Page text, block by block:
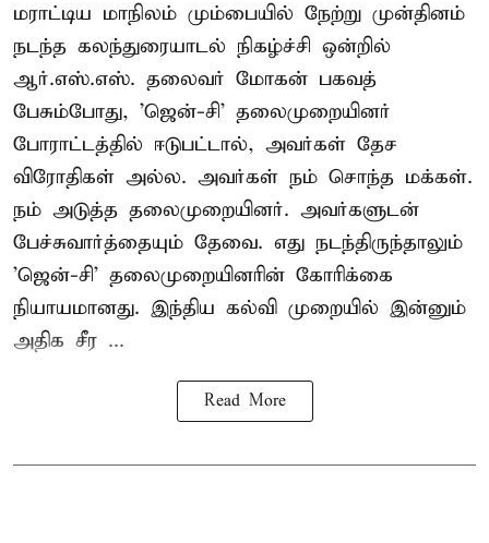
மராட்டிய மாநிலம் மும்பையில் நேற்று முன்தினம்
நடந்த கலந்துரையாடல் நிகழ்ச்சி ஒன்றில்
ஆர்.எஸ்.எஸ். தலைவர் மோகன் பகவத்
பேசும்போது, 'ஜென்-சி' தலைமுறையினர்
போராட்டத்தில் ஈடுபட்டால், அவர்கள் தேச
விரோதிகள் அல்ல. அவர்கள் நம் சொந்த மக்கள்.
நம் அடுத்த தலைமுறையினர். அவர்களுடன்
பேச்சுவார்த்தையும் தேவை. எது நடந்திருந்தாலும்
'ஜென்-சி' தலைமுறையினரின் கோரிக்கை
நியாயமானது. இந்திய கல்வி முறையில் இன்னும்
அதிக சீர ...
Read More